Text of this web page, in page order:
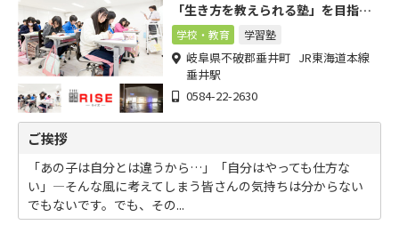
「生き方を教えられる塾」を目指し
ます！
学校・教育 学習塾
岐阜県不破郡垂井町 JR東海道本線
垂井駅
0584-22-2630
ご挨拶
「あの子は自分とは違うから…」「自分はやっても仕方な
い」―そんな風に考えてしまう皆さんの気持ちは分からない
でもないです。でも、その...